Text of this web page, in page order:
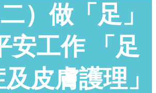
）做「足」
安工作 「足
皮膚護理」